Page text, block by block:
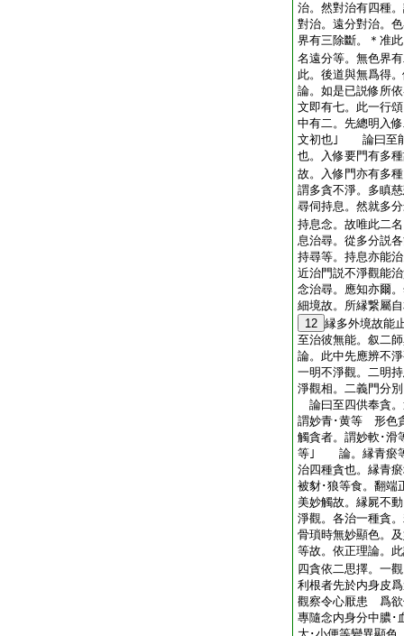
治。然對治有四種
對治。遠分對治。
界有三除斷。＊准
名遠分等。無色界
此。後道與無爲得
論。如是已説修所
文即有七。此一行
中有二。先總明入
文初也｣ 論曰至能
也。入修要門有多
故。入修門亦有多
謂多貪不淨。多瞋
尋伺持息。然就多
持息念。故唯此二
息治尋。從多分説
持尋等。持息亦能
近治門説不淨觀能
念治尋。應知亦爾
細境故。所縁繋屬
12 縁多外境故
至治彼無能。叙二
論。此中先應辨不
一明不淨觀。二明
淨觀相。二義門分
論曰至四供奉貪
謂妙青･黄等 形色
觸貪者。謂妙軟･
等｣ 論。縁青瘀等
治四種貪也。縁青
被豺･狼等食。翻端
美妙觸故。縁屍不
淨觀。各治一種貪
骨瑣時無妙顯色。
等故。依正理論。
四貪依二思擇。一
利根者先於内身皮
觀察令心厭患 爲欲
專隨念内身分中膿･